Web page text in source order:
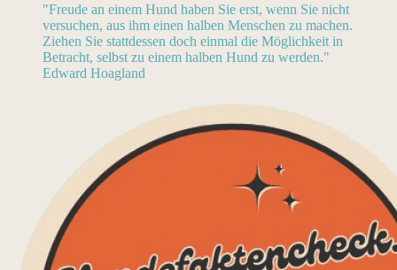
"Freude an einem Hund haben Sie erst, wenn Sie nicht
versuchen, aus ihm einen halben Menschen zu machen.
Ziehen Sie stattdessen doch einmal die Möglichkeit in
Betracht, selbst zu einem halben Hund zu werden."
Edward Hoagland